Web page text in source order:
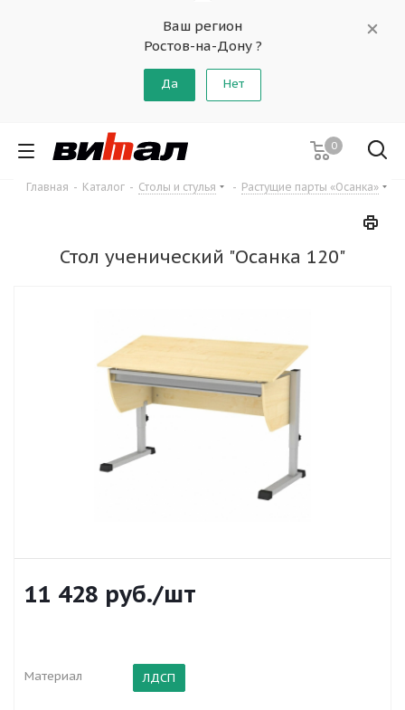
Ваш регион
Ростов-на-Дону ?
Да Нет
0
Главная - Каталог - Столы и стулья - Растущие парты «Осанка»
Стол ученический "Осанка 120"
11 428 руб./шт
Материал ЛДСП